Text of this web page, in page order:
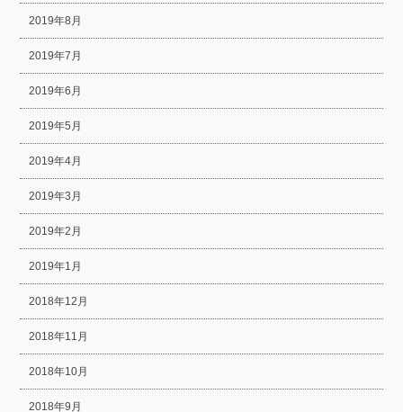
2019年8月
2019年7月
2019年6月
2019年5月
2019年4月
2019年3月
2019年2月
2019年1月
2018年12月
2018年11月
2018年10月
2018年9月